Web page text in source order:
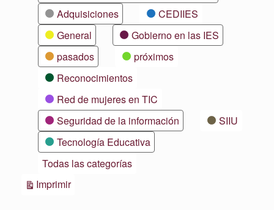
Adquisiciones
CEDIIES
General
Gobierno en las IES
pasados
próximos
Reconocimientos
Red de mujeres en TIC
Seguridad de la información
SIIU
Tecnología Educativa
Todas las categorías
ImprimirVistas